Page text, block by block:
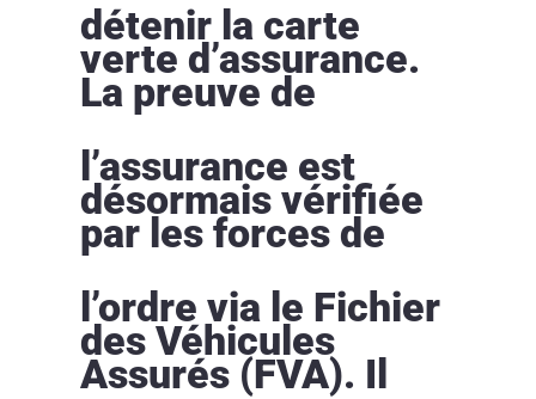
détenir la carte
verte d’assurance.
La preuve de
l’assurance est
désormais vérifiée
par les forces de
l’ordre via le Fichier
des Véhicules
Assurés (FVA). Il